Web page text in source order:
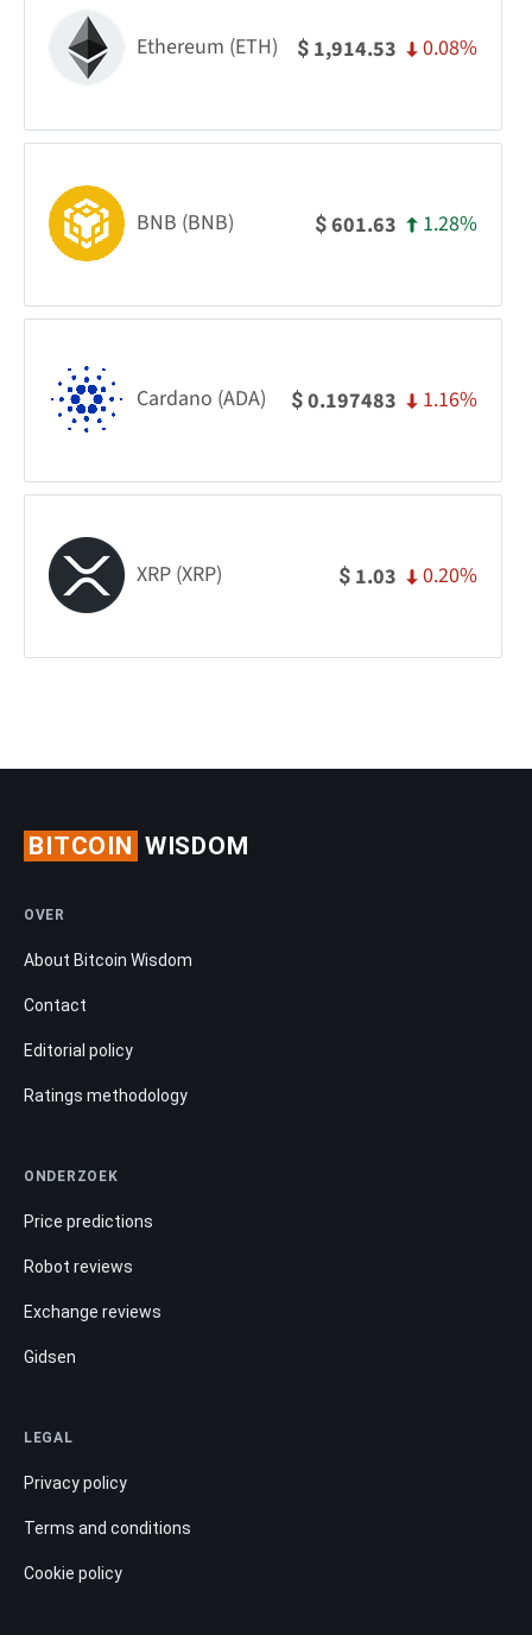
Ethereum (ETH) $ 1,914.53 0.08%
BNB (BNB) $601.63 1.28%
Cardano (ADA) $0.197483 1.16%
XRP (XRP) $ 1.03 0.20%
BITCOIN WISDOM
OVER
About Bitcoin Wisdom
Contact
Editorial policy
Ratings methodology
ONDERZOEK
Price predictions
Robot reviews
Exchange reviews
Gidsen
LEGAL
Privacy policy
Terms and conditions
Cookie policy